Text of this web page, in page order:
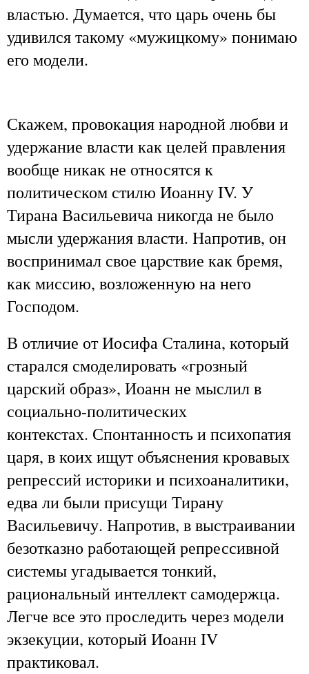
властью. Думается, что царь очень бы
удивился такому «мужицкому» понимаю
его модели.
Скажем, провокация народной любви и
удержание власти как целей правления
вообще никак не относятся к
политическом стилю Иоанну IV. У
Тирана Васильевича никогда не было
мысли удержания власти. Напротив, он
воспринимал свое царствие как бремя,
как миссию, возложенную на него
Господом.
В отличие от Иосифа Сталина, который
старался смоделировать «грозный
царский образ», Иоанн не мыслил в
социально-политических
контекстах. Спонтанность и психопатия
царя, в коих ищут объяснения кровавых
репрессий историки и психоаналитики,
едва ли были присущи Тирану
Васильевичу. Напротив, в выстраивании
безотказно работающей репрессивной
системы угадывается тонкий,
рациональный интеллект самодержца.
Легче все это проследить через модели
экзекуции, который Иоанн IV
практиковал.